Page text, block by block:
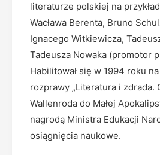
literaturze polskiej na
Wacława Berenta, Bruno
Ignacego Witkiewicza,
Tadeusza Nowaka (promotor
Habilitował się w 1994 roku
rozprawy „Literatura i zdrada.
Wallenroda do Małej
nagrodą Ministra Edukacji
osiągnięcia naukowe.